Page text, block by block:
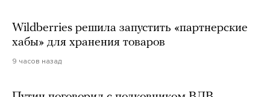
Wildberries решила запустить «партнерские
хабы» для хранения товаров
9 часов назад